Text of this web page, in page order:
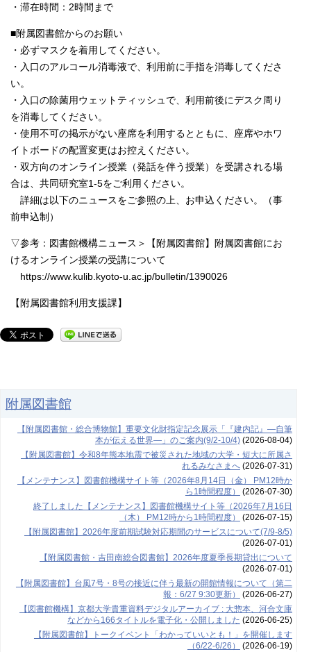
・滞在時間：2時間まで
■附属図書館からのお願い
・必ずマスクを着用してください。
・入口のアルコール消毒液で、利用前に手指を消毒してくださ
い。
・入口の除菌用ウェットティッシュで、利用前後にデスク周り
を消毒してください。
・使用不可の掲示がない座席を利用するとともに、座席やホワ
イトボードの配置変更はお控えください。
・双方向のオンライン授業（発話を伴う授業）を受講される場
合は、共同研究室1-5をご利用ください。
詳細は以下のニュースをご参照の上、お申込ください。（事
前申込制）
▽参考：図書館機構ニュース＞【附属図書館】附属図書館にお
けるオンライン授業の受講について
https://www.kulib.kyoto-u.ac.jp/bulletin/1390026
【附属図書館利用支援課】
附属図書館
【附属図書館・総合博物館】重要文化財指定記念展示「『建内記』―自筆
本が伝える世界―」のご案内(9/2-10/4)(2026-08-04)
【附属図書館】令和8年熊本地震で被災された地域の大学・短大に所属さ
れるみなさまへ(2026-07-31)
【メンテナンス】図書館機構サイト等（2026年8月14日（金） PM12時か
ら1時間程度）
(2026-07-30)
終了しました【メンテナンス】図書館機構サイト等（2026年7月16日
（木） PM12時から1時間程度）
(2026-07-15)
【附属図書館】2026年度前期試験対応期間のサービスについて(7/9-8/5)
(2026-07-01)
【附属図書館・吉田南総合図書館】2026年度夏季長期貸出について
(2026-07-01)
【附属図書館】台風7号・8号の接近に伴う最新の開館情報について（第二
報：6/27 9:30更新）
(2026-06-27)
【図書館機構】京都大学貴重資料デジタルアーカイブ : 大惣本、河合文庫
などから166タイトルを電子化・公開しました (2026-06-25)
【附属図書館】トークイベント「わかっていいとも！」を開催します
（6/22-6/26）
(2026-06-19)